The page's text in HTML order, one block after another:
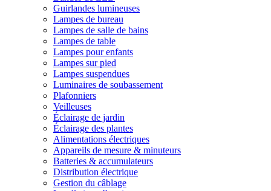
Guirlandes lumineuses
Lampes de bureau
Lampes de salle de bains
Lampes de table
Lampes pour enfants
Lampes sur pied
Lampes suspendues
Luminaires de soubassement
Plafonniers
Veilleuses
Éclairage de jardin
Éclairage des plantes
Alimentations électriques
Appareils de mesure & minuteurs
Batteries & accumulateurs
Distribution électrique
Gestion du câblage